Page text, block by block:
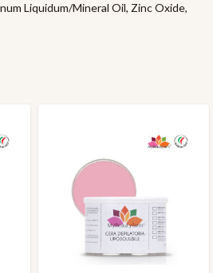
Liquidum/Mineral Oil, Zinc Oxide,